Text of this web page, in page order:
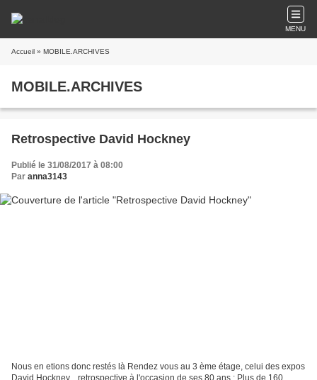
MENU
Accueil » MOBILE.ARCHIVES
MOBILE.ARCHIVES
Retrospective David Hockney
Publié le 31/08/2017 à 08:00
Par anna3143
Nous en etions donc restés là Rendez vous au 3 ème étage, celui des expos
David Hockney... retrospective à l'occasion de ses 80 ans : Plus de 160